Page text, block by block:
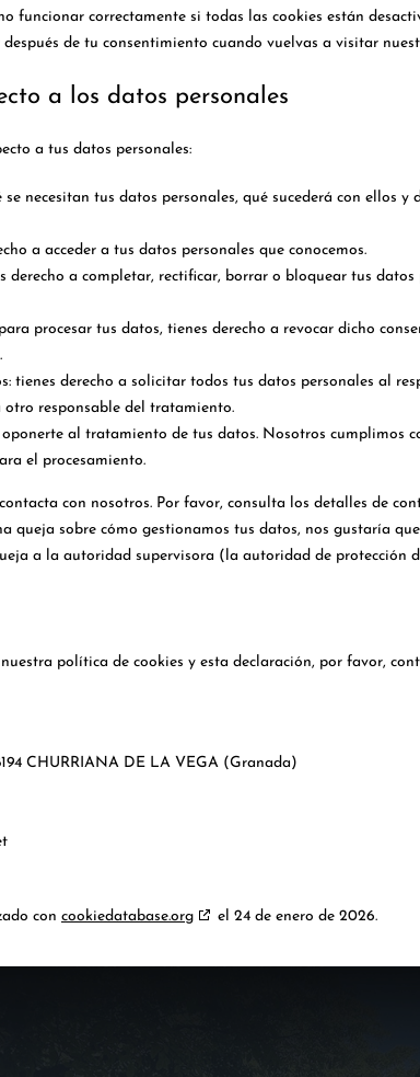
funcionar correctamente si todas las cookies están
de tu consentimiento cuando vuelvas a visitar
a los datos personales
a tus datos personales:
se necesitan tus datos personales, qué sucederá con ellos
a acceder a tus datos personales que conocemos.
derecho a completar, rectificar, borrar o bloquear tus datos
procesar tus datos, tienes derecho a revocar dicho
tienes derecho a solicitar todos tus datos personales al
responsable del tratamiento.
oponerte al tratamiento de tus datos. Nosotros cumplimos
el procesamiento.
con nosotros. Por favor, consulta los detalles de
queja sobre cómo gestionamos tus datos, nos gustaría
a la autoridad supervisora (la autoridad de protección
política de cookies y esta declaración, por favor,
CHURRIANA DE LA VEGA (Granada)
con cookiedatabase.org el 24 de enero de 2026.